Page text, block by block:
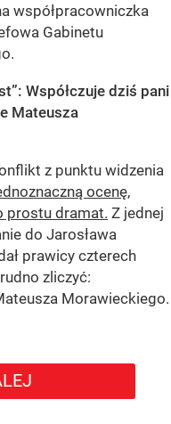
współpracowniczka
Gabinetu
Współczuje dziś pani
Mateusza
z punktu widzenia
ocenę,
prostu dramat. Z jednej
do Jarosława
prawicy czterech
zliczyć:
Morawieckiego.